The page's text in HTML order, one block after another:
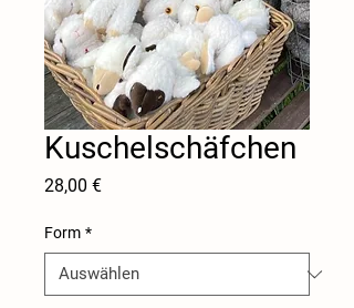
Kuschelschäfchen
28,00 €Preis
Form *